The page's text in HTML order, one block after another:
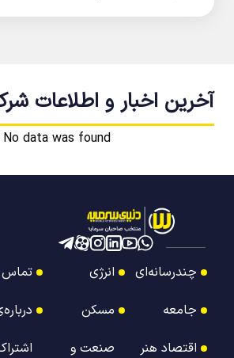
آخرین اخبار و اطلاعات
No data was found
چندرسانه‌ای
جامعه
اقتصاد هنر
انرژی
مسکن
صنعت و
تماس